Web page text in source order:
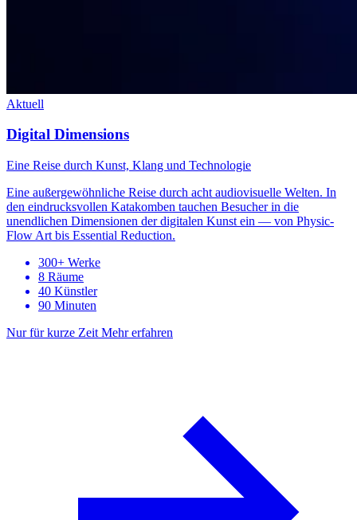
Aktuell
Digital Dimensions
Eine Reise durch Kunst, Klang und Technologie
Eine außergewöhnliche Reise durch acht audiovisuelle Welten. In
den eindrucksvollen Katakomben tauchen Besucher in die
unendlichen Dimensionen der digitalen Kunst ein — von Physic-
Flow Art bis Essential Reduction.
300+ Werke
8 Räume
40 Künstler
90 Minuten
Nur für kurze Zeit Mehr erfahren